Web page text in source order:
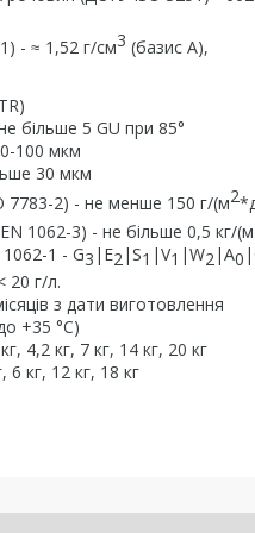
- ≈ 1,52 г/см3 (базис А),
більше 5 GU при 85°
100 мкм
30 мкм
7783-2) - не менше 150 г/(м2
1062-3) - не більше 0,5 кг/(м
1 - G3 |E2 |S1 |V1 |W2 |A0
20 г/л.
з дати виготовлення
+35 °С)
4,2 кг, 7 кг, 14 кг, 20 кг
6 кг, 12 кг, 18 кг